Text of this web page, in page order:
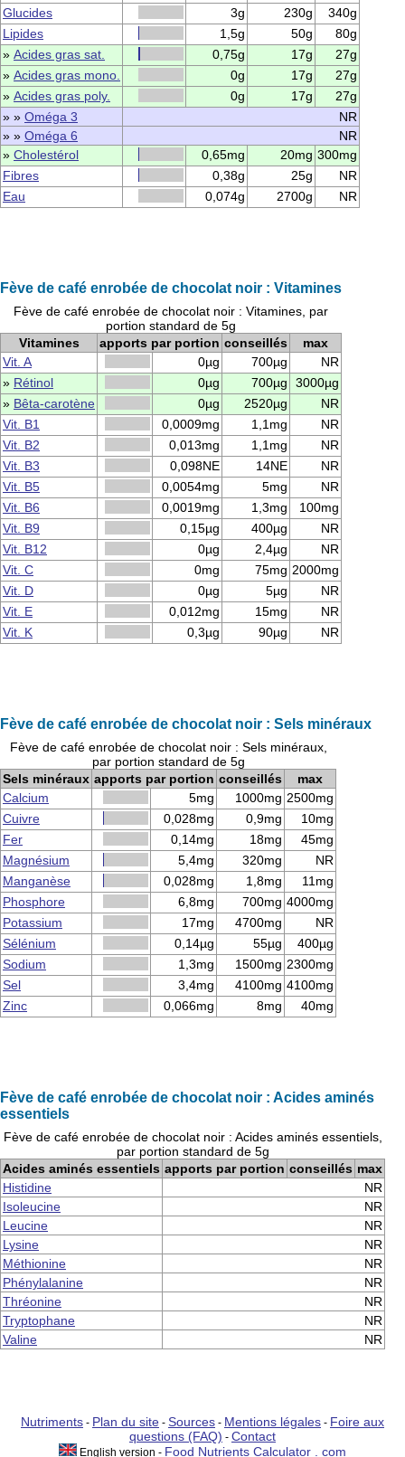
Glucides
3g 230g
340g
Lipides
1,5g 50g
80g
» Acides gras sat. 0,75g 17g
27g
» Acides gras mono. 0g 17g
27g
» Acides gras poly. 0g 17g
27g
» » Oméga 3
NR
» » Oméga 6
NR
» Cholestérol 0,65mg 20mg 300mg
Fibres
0,38g 25g
NR
Eau
0,074g 2700g NR
Fève de café enrobée de chocolat noir : Vitamines
Fève de café enrobée de chocolat noir : Vitamines, par
portion standard de 5g
Vitamines
apports par portion conseillés
max
Vit. A
0µg 700µg
NR
» Rétinol 0µg 700µg
3000µg
» Bêta-carotène 0µg 2520µg
NR
Vit. B1
0,0009mg 1,1mg
NR
Vit. B2
0,013mg 1,1mg
NR
Vit. B3
0,098NE 14NE
NR
Vit. B5
0,0054mg 5mg
NR
Vit. B6
0,0019mg 1,3mg
100mg
Vit. B9
0,15µg 400µg
NR
Vit. B12
0µg 2,4µg
NR
Vit. C
0mg 75mg 2000mg
Vit. D
0µg 5µg
NR
Vit. E
0,012mg 15mg
NR
Vit. K
0,3µg 90µg NR
Fève de café enrobée de chocolat noir : Sels minéraux
Fève de café enrobée de chocolat noir : Sels minéraux,
par portion standard de 5g
Sels minéraux apports par portion conseillés
max
Calcium
5mg 1000mg 2500mg
Cuivre
0,028mg 0,9mg
10mg
Fer
0,14mg 18mg
45mg
Magnésium
5,4mg 320mg
NR
Manganèse
0,028mg 1,8mg
11mg
Phosphore
6,8mg 700mg 4000mg
Potassium
17mg 4700mg
NR
Sélénium
0,14µg 55µg
400µg
Sodium
1,3mg 1500mg 2300mg
Sel
3,4mg 4100mg 4100mg
Zinc
0,066mg 8mg 40mg
Fève de café enrobée de chocolat noir : Acides aminés
essentiels
Fève de café enrobée de chocolat noir : Acides aminés essentiels,
par portion standard de 5g
Acides aminés essentiels apports par portion conseillés max
Histidine
NR
Isoleucine
NR
Leucine
NR
Lysine
NR
Méthionine
NR
Phénylalanine
NR
Thréonine
NR
Tryptophane
NR
Valine
NR
Nutriments - Plan du site - Sources - Mentions légales - Foire aux
questions (FAQ) - Contact
English version - Food Nutrients Calculator . com